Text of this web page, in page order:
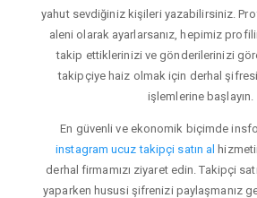
yahut sevdiğiniz kişileri yazabilirsiniz.
aleni olarak ayarlarsanız, hepimiz
takip ettiklerinizi ve gönderilerinizi
takipçiye haiz olmak için derhal
işlemlerine başlayın.
En güvenli ve ekonomik biçimde
instagram ucuz takipçi satın al
derhal firmamızı ziyaret edin. Takipçi
yaparken hususi şifrenizi paylaşmanız